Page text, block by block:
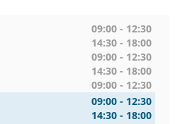
09:00 - 12:30
14:30 - 18:00
09:00 - 12:30
14:30 - 18:00
09:00 - 12:30
09:00 - 12:30
14:30 - 18:00